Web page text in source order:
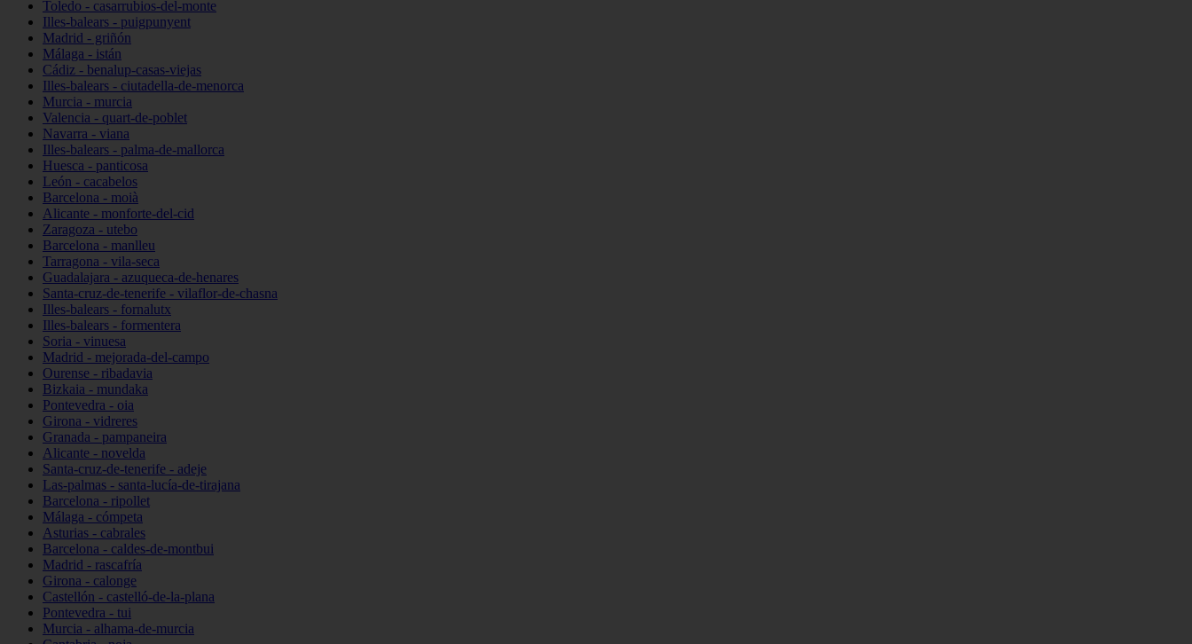
Toledo - casarrubios-del-monte
Illes-balears - puigpunyent
Madrid - griñón
Málaga - istán
Cádiz - benalup-casas-viejas
Illes-balears - ciutadella-de-menorca
Murcia - murcia
Valencia - quart-de-poblet
Navarra - viana
Illes-balears - palma-de-mallorca
Huesca - panticosa
León - cacabelos
Barcelona - moià
Alicante - monforte-del-cid
Zaragoza - utebo
Barcelona - manlleu
Tarragona - vila-seca
Guadalajara - azuqueca-de-henares
Santa-cruz-de-tenerife - vilaflor-de-chasna
Illes-balears - fornalutx
Illes-balears - formentera
Soria - vinuesa
Madrid - mejorada-del-campo
Ourense - ribadavia
Bizkaia - mundaka
Pontevedra - oia
Girona - vidreres
Granada - pampaneira
Alicante - novelda
Santa-cruz-de-tenerife - adeje
Las-palmas - santa-lucía-de-tirajana
Barcelona - ripollet
Málaga - cómpeta
Asturias - cabrales
Barcelona - caldes-de-montbui
Madrid - rascafría
Girona - calonge
Castellón - castelló-de-la-plana
Pontevedra - tui
Murcia - alhama-de-murcia